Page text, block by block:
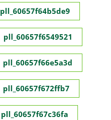
pll_60657f64b5de9
pll_60657f6549521
pll_60657f66e5a3d
pll_60657f672ffb7
pll_60657f67c36fa